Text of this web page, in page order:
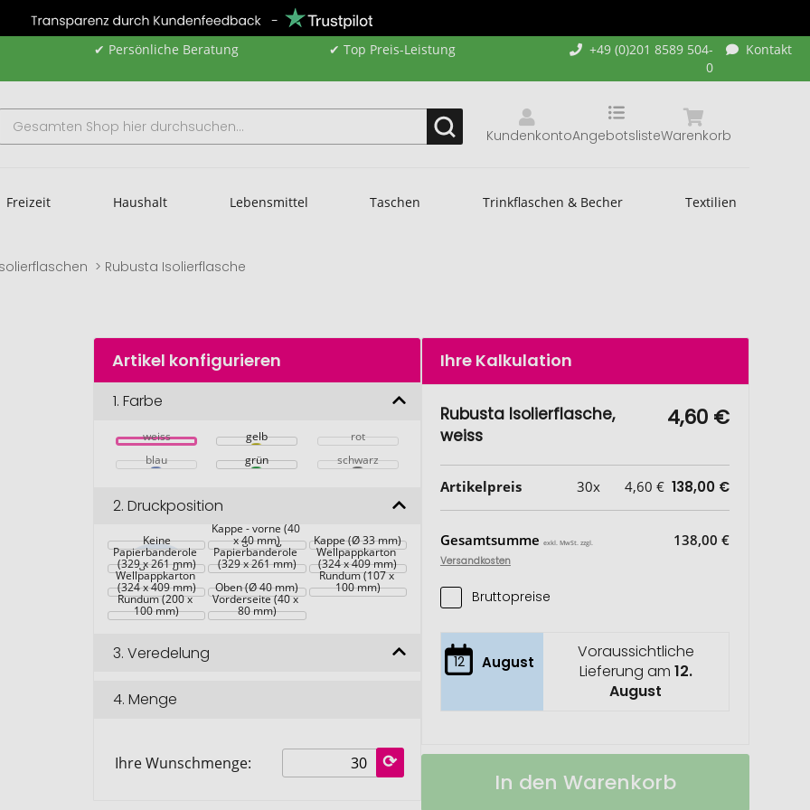
✔ Persönliche Beratung ✔ Top Preis-Leistung
+49 (0)201 8589 504-
0
Kontakt
Kundenkonto Warenkorb
Angebotsliste
Freizeit Haushalt Lebensmittel Taschen Trinkflaschen & Becher Textilien
Rubusta Isolierflasche
Artikel konfigurieren
1.Farbe
weiss gelb
rot
blau
grün schwarz
2.Druckposition
Keine
Kappe - vorne (40
x 40 mm) Kappe (Ø 33 mm)
Kraft-
Papierbanderole
(329 x 261 mm)
Maßgefertigte
Papierbanderole
(329 x 261 mm)
Kraft-
Wellpappkarton
(324 x 409 mm)
Maßgefertigter
Wellpappkarton
(324 x 409 mm) Oben (Ø 40 mm)
Rundum (107 x
100 mm)
Rundum (200 x
100 mm)
Vorderseite (40 x
80 mm)
3.Veredelung
4.Menge
Ihre Wunschmenge:
Ihre Kalkulation
Rubusta Isolierflasche,
weiss
4,60 €
Artikelpreis 30x 4,60 € 138,00 €
Gesamtsumme exkl. MwSt. zzgl.
Versandkosten
138,00 €
Bruttopreise
12 August
Voraussichtliche
Lieferung am 12.
August
Rubusta
Isolierflasche
Auf
In den Warenkorb